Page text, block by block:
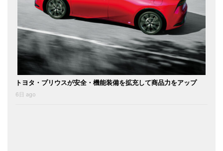
トヨタ・プリウスが安全・機能装備を拡充して商品力をアップ
6日 ago